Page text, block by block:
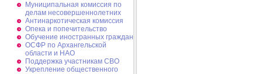
Муниципальная комиссия по
делам несовершеннолетних
Антинаркотическая комиссия
Опека и попечительство
Обучение иностранных граждан
ОСФР по Архангельской
области и НАО
Поддержка участникам СВО
Укрепление общественного